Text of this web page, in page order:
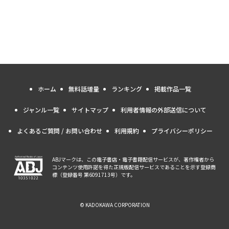
ホーム 無料話増量 ランキング 掲載作品一覧
ジャンル一覧 サイトマップ 利用者情報の外部送信について
よくあるご質問 / お問い合わせ 利用規約 プライバシーポリシー
ABJマークは、この電子書店・電子書籍配信サービスが、著作権者から
コンテンツ使用許諾を得た正規版配信サービスであることを示す登録商
標（登録番号 第6091713号）です。
© KADOKAWA CORPORATION